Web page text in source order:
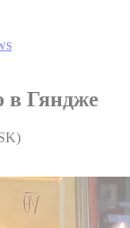
в Гяндже